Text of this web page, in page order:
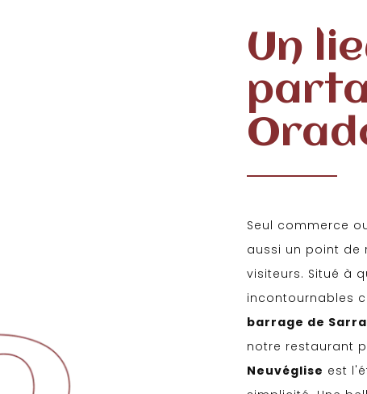
Un
Seul commerce
aussi un point de
visiteurs. Situé à
incontournables
barrage de
notre restaurant
Neuvéglise est